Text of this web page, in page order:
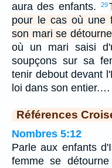
aura des enfants.
29
pour le cas où une
son mari se
où un mari saisi
soupçons sur sa
tenir debout devant
loi dans son entier.…
Références
Nombres 5:12
Parle aux enfants
femme se